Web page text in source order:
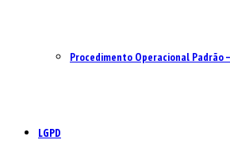
Procedimento Operacional Padrão
LGPD